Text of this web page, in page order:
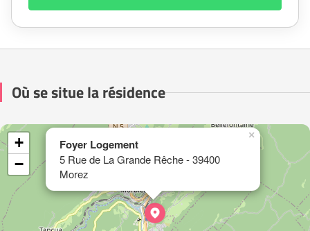
Où se situe la résidence
Foyer Logement
5 Rue de La Grande Rêche - 39400
Morez
×
+
−